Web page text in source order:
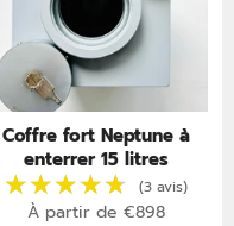
★★★★★
★★★★★
Coffre fort Neptune à
enterrer 15 litres
À partir de €898